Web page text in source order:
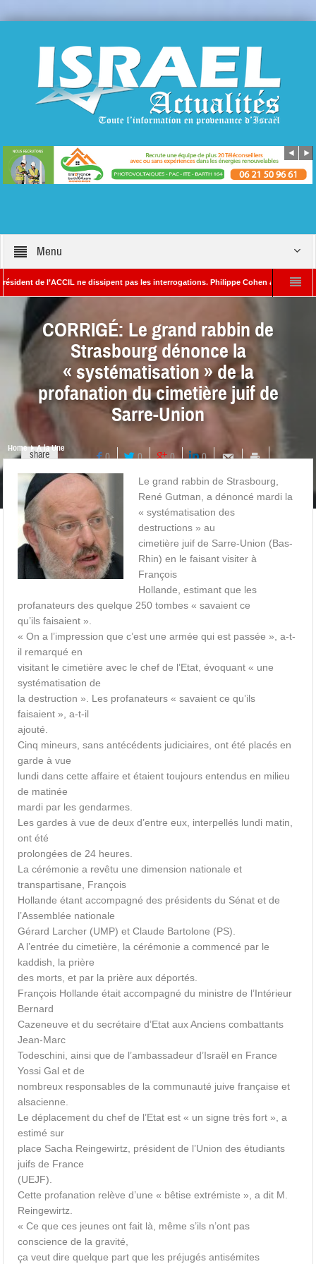
Menu
l’ACCIL ne dissipent pas les interrogations. Philippe Cohen annonce se
– Rédacteur en chef d’Israël Actualités
CORRIGÉ: Le grand rabbin de
Strasbourg dénonce la
« systématisation » de la
profanation du cimetière juif de
Sarre-Union
share 0 0 0 0
Home A la Une
Le grand rabbin de Strasbourg,
René Gutman, a dénoncé mardi la
« systématisation des
destructions » au
cimetière juif de Sarre-Union (Bas-
Rhin) en le faisant visiter à
François
Hollande, estimant que les
profanateurs des quelque 250 tombes « savaient ce
qu’ils faisaient ».
« On a l’impression que c’est une armée qui est passée », a-t-
il remarqué en
visitant le cimetière avec le chef de l’Etat, évoquant « une
systématisation de
la destruction ». Les profanateurs « savaient ce qu’ils
faisaient », a-t-il
ajouté.
Cinq mineurs, sans antécédents judiciaires, ont été placés en
garde à vue
lundi dans cette affaire et étaient toujours entendus en milieu
de matinée
mardi par les gendarmes.
Les gardes à vue de deux d’entre eux, interpellés lundi matin,
ont été
prolongées de 24 heures.
La cérémonie a revêtu une dimension nationale et
transpartisane, François
Hollande étant accompagné des présidents du Sénat et de
l’Assemblée nationale
Gérard Larcher (UMP) et Claude Bartolone (PS).
A l’entrée du cimetière, la cérémonie a commencé par le
kaddish, la prière
des morts, et par la prière aux déportés.
François Hollande était accompagné du ministre de l’Intérieur
Bernard
Cazeneuve et du secrétaire d’Etat aux Anciens combattants
Jean-Marc
Todeschini, ainsi que de l’ambassadeur d’Israël en France
Yossi Gal et de
nombreux responsables de la communauté juive française et
alsacienne.
Le déplacement du chef de l’Etat est « un signe très fort », a
estimé sur
place Sacha Reingewirtz, président de l’Union des étudiants
juifs de France
(UEJF).
Cette profanation relève d’une « bêtise extrémiste », a dit M.
Reingewirtz.
« Ce que ces jeunes ont fait là, même s’ils n’ont pas
conscience de la gravité,
ça veut dire quelque part que les préjugés antisémites